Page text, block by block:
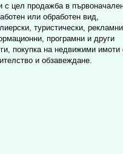
с цел продажба в
или обработен вид,
туристически, рекламни,
програмни и други
покупка на недвижими имоти
и обзавеждане.